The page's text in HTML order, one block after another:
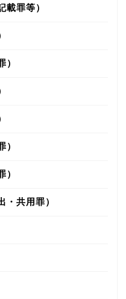
載罪等）
）
）
）
・共用罪）